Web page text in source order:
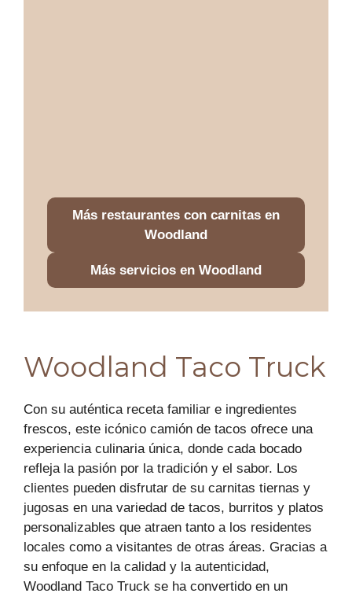
Más restaurantes con carnitas en
Woodland
Más servicios en Woodland
Woodland Taco Truck
Con su auténtica receta familiar e ingredientes
frescos, este icónico camión de tacos ofrece una
experiencia culinaria única, donde cada bocado
refleja la pasión por la tradición y el sabor. Los
clientes pueden disfrutar de su carnitas tiernas y
jugosas en una variedad de tacos, burritos y platos
personalizables que atraen tanto a los residentes
locales como a visitantes de otras áreas. Gracias a
su enfoque en la calidad y la autenticidad,
Woodland Taco Truck se ha convertido en un